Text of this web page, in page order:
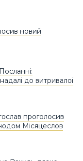
новий
до витривалої
проголосив
Місяцеслов